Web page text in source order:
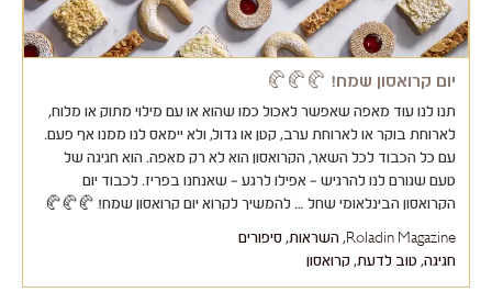
יום קרואסון שמח! 🥐🥐🥐
תנו לנו עוד מאפה שאפשר לאכול כמו שהוא או עם מילוי מתוק או מלוח,
לארוחת בוקר או לארוחת ערב, קטן או גדול, ולא יימאס לנו ממנו אף פעם.
עם כל הכבוד לכל השאר, הקרואסון הוא לא רק מאפה. הוא חגיגה של
טעם שגורם לנו להרגיש – אפילו לרגע – שאנחנו בפריז. לכבוד יום
הקרואסון הבינלאומי שחל … להמשיך לקרוא יום קרואסון שמח! 🥐🥐🥐
Roladin Magazine
, השראות, סיפורים
חגיגה, טוב לדעת, קרואסון